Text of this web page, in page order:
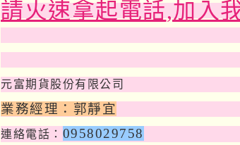
請火速拿起電話,加入
元富期貨股份有限公司
業務經理： 郭靜宜
連絡電話： 0958029758